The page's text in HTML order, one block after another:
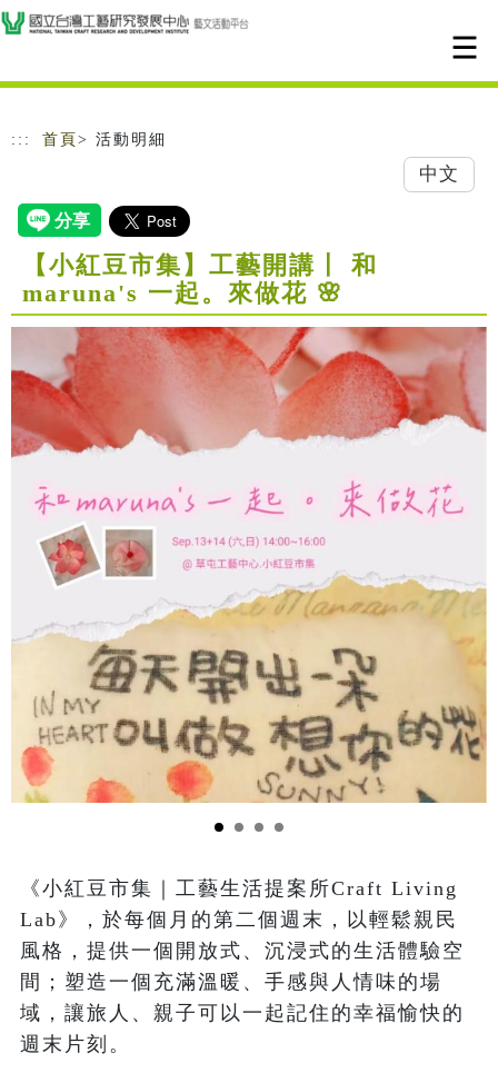
跳到主要內容
網站導覽
::: 首頁 > 活動明細
中文
【小紅豆市集】工藝開講〡 和
maruna's 一起。來做花 🌸
《小紅豆市集｜工藝生活提案所Craft Living
Lab》，於每個月的第二個週末，以輕鬆親民
風格，提供一個開放式、沉浸式的生活體驗空
間；塑造一個充滿溫暖、手感與人情味的場
域，讓旅人、親子可以一起記住的幸福愉快的
週末片刻。